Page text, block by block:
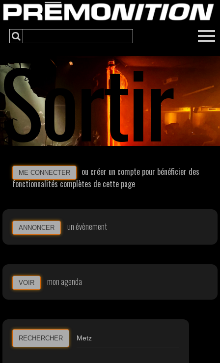
Sortir
ME CONNECTER
ou créer un compte pour bénéficier des
fonctionnalités complètes de cette page
ANNONCER un évènement
VOIR mon agenda
RECHERCHER